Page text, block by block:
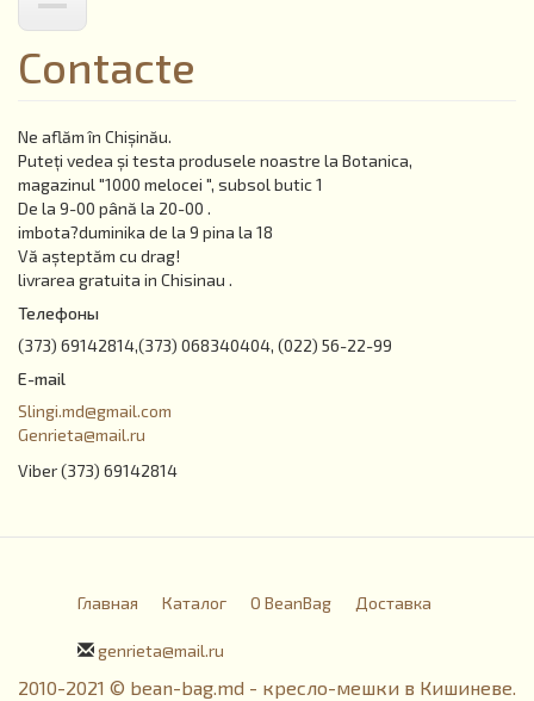
Contacte
Ne aflăm în Chișinău.
Puteți vedea și testa produsele noastre la Botanica,
magazinul "1000 melocei ", subsol butic 1
De la 9-00 până la 20-00 .
imbota?duminika de la 9 pina la 18
Vă așteptăm cu drag!
livrarea gratuita in Chisinau .
Телефоны
(373) 69142814,(373) 068340404, (022) 56-22-99
E-mail
Slingi.md@gmail.com
Genrieta@mail.ru
Viber (373) 69142814
Главная Каталог О BeanBag Доставка
genrieta@mail.ru
2010-2021 © bean-bag.md - кресло-мешки в Кишиневе.